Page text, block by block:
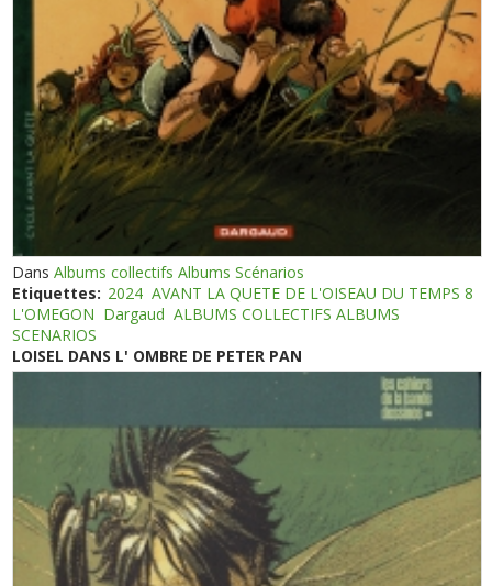
DansAlbums collectifs Albums Scénarios
Etiquettes: 2024 AVANT LA QUETE DE L'OISEAU DU TEMPS 8
L'OMEGON Dargaud ALBUMS COLLECTIFS ALBUMS
SCENARIOS
LOISEL DANS L' OMBRE DE PETER PAN